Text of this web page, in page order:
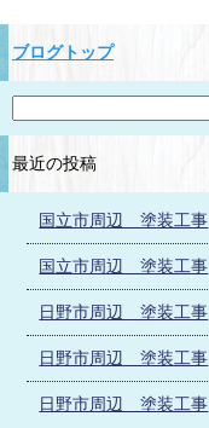
ブログトップ
最近の投稿
国立市周辺 塗装工事
国立市周辺 塗装工事
日野市周辺 塗装工事
日野市周辺 塗装工事
日野市周辺 塗装工事